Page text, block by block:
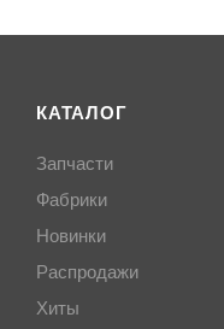
КАТАЛОГ
Запчасти
Фабрики
Новинки
Распродажи
Хиты